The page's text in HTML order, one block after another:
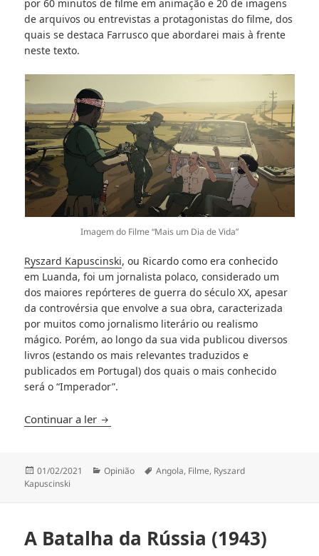
por 60 minutos de filme em animação e 20 de imagens
de arquivos ou entrevistas a protagonistas do filme, dos
quais se destaca Farrusco que abordarei mais à frente
neste texto.
Imagem do Filme “Mais um Dia de Vida”
Ryszard Kapuscinski, ou Ricardo como era conhecido
em Luanda, foi um jornalista polaco, considerado um
dos maiores repórteres de guerra do século XX, apesar
da controvérsia que envolve a sua obra, caracterizada
por muitos como jornalismo literário ou realismo
mágico. Porém, ao longo da sua vida publicou diversos
livros (estando os mais relevantes traduzidos e
publicados em Portugal) dos quais o mais conhecido
será o “Imperador”.
Continuar a ler “Mais um Dia de Vida” (2018)
Publicado
a
01/02/2021 Categorias
Opinião Etiquetas
Angola, Filme, Ryszard
Kapuscinski
A Batalha da Rússia (1943)